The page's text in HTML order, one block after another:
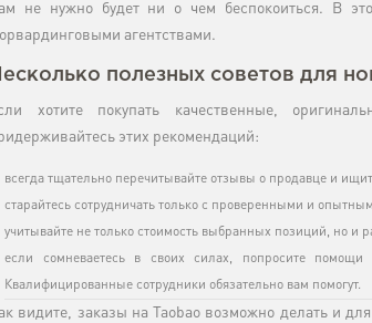
не нужно будет ни о чем беспокоиться. В
агентствами.
полезных советов для
хотите покупать качественные,
этих рекомендаций:
всегда тщательно перечитывайте отзывы о продавце и
старайтесь сотрудничать только с проверенными и
учитывайте не только стоимость выбранных позиций, но и
если сомневаетесь в своих силах, попросите помощи
Квалифицированные сотрудники обязательно вам помогут.
видите, заказы на Taobao возможно делать и